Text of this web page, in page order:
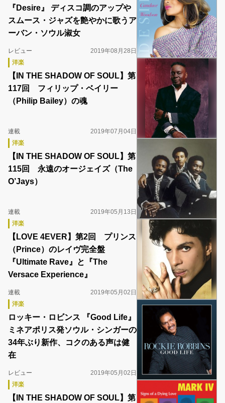
『Desire』 ディスコ調のアップや
スムース・ジャズを艶やかに歌うア
ーバン・ソウル淑女
レビュー
2019年08月28日
洋楽
【IN THE SHADOW OF SOUL】第
117回 フィリップ・ベイリー
（Philip Bailey）の魂
連載
2019年07月04日
洋楽
【IN THE SHADOW OF SOUL】第
115回 永遠のオージェイズ（The
O’Jays）
連載
2019年05月13日
洋楽
【LOVE 4EVER】第2回 プリンス
（Prince）のレイヴ完全盤
『Ultimate Rave』と『The
Versace Experience』
連載
2019年05月02日
洋楽
ロッキー・ロビンス 『Good Life』
ミネアポリス発ソウル・シンガーの
34年ぶり新作、コクのある声は健
在
レビュー
2019年05月02日
洋楽
【IN THE SHADOW OF SOUL】第